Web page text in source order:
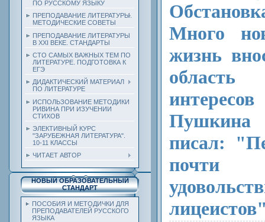
ПО РУССКОМУ ЯЗЫКУ
ПРЕПОДАВАНИЕ ЛИТЕРАТУРЫ.
МЕТОДИЧЕСКИЕ СОВЕТЫ
ПРЕПОДАВАНИЕ ЛИТЕРАТУРЫ
В XXI ВЕКЕ. СТАНДАРТЫ
СТО САМЫХ ВАЖНЫХ ТЕМ ПО
ЛИТЕРАТУРЕ. ПОДГОТОВКА К
ЕГЭ
ДИДАКТИЧЕСКИЙ МАТЕРИАЛ
ПО ЛИТЕРАТУРЕ
ИСПОЛЬЗОВАНИЕ МЕТОДИКИ
РИВИНА ПРИ ИЗУЧЕНИИ
СТИХОВ
ЭЛЕКТИВНЫЙ КУРС
"ЗАРУБЕЖНАЯ ЛИТЕРАТУРА".
10-11 КЛАССЫ
ЧИТАЕТ АВТОР
НОВЫЙ ОБРАЗОВАТЕЛЬНЫЙ
СТАНДАРТ
ПОСОБИЯ И МЕТОДИЧКИ ДЛЯ
ПРЕПОДАВАТЕЛЕЙ РУССКОГО
ЯЗЫКА
Много
жизнь
писал:
почти